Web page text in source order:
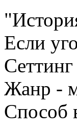
Если
Жанр -
Способ